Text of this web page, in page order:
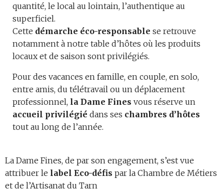
quantité, le local au lointain, l’authentique au
superficiel.
Cette démarche éco-responsable se retrouve
notamment à notre table d’hôtes où les produits
locaux et de saison sont privilégiés.
Pour des vacances en famille, en couple, en solo,
entre amis, du télétravail ou un déplacement
professionnel, la Dame Fines vous réserve un
accueil privilégié dans ses chambres d’hôtes
tout au long de l’année.
La Dame Fines, de par son engagement, s’est vue
attribuer le label Eco-défis par la Chambre de Métiers
et de l’Artisanat du Tarn